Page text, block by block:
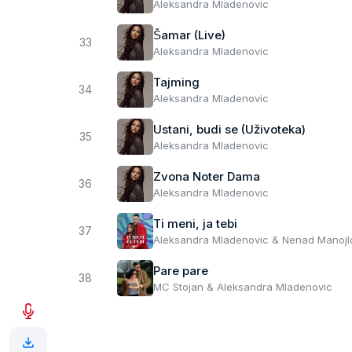
Aleksandra Mladenovic
33 Šamar (Live)
Aleksandra Mladenovic
34 Tajming
Aleksandra Mladenovic
35 Ustani, budi se (Uživoteka)
Aleksandra Mladenovic
36 Zvona Noter Dama
Aleksandra Mladenovic
37 Ti meni, ja tebi
Aleksandra Mladenovic & Nenad
38 Pare pare
MC Stojan & Aleksandra Mladenovic